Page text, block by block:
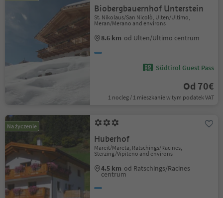
Biobergbauernhof Unterstein
St. Nikolaus/San Nicolò, Ulten/Ultimo,
Meran/Merano and environs
8.6 km od Ulten/Ultimo centrum
Südtirol Guest Pass
Od 70€
1 nocleg / 1 mieszkanie w tym podatek VAT
Na życzenie
Huberhof
Mareit/Mareta, Ratschings/Racines,
Sterzing/Vipiteno and environs
4.5 km od Ratschings/Racines
centrum